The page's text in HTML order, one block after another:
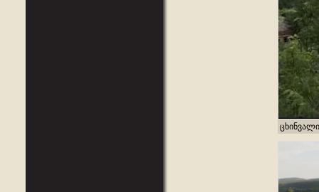
ცხინვალი